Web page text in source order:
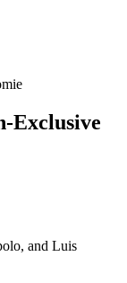
Exclusive
and Luis